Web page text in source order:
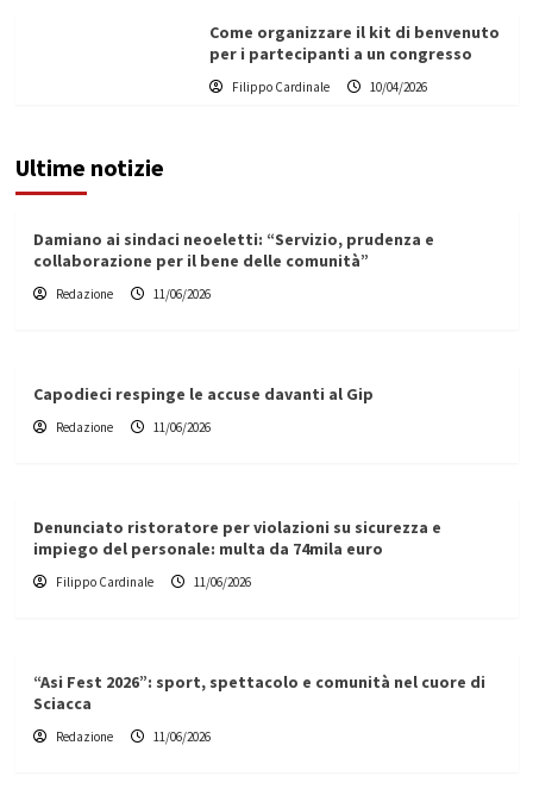
Come organizzare il kit di benvenuto
per i partecipanti a un congresso
Filippo Cardinale 10/04/2026
Ultime notizie
Damiano ai sindaci neoeletti: “Servizio, prudenza e
collaborazione per il bene delle comunità”
Redazione 11/06/2026
Capodieci respinge le accuse davanti al Gip
Redazione 11/06/2026
Denunciato ristoratore per violazioni su sicurezza e
impiego del personale: multa da 74mila euro
Filippo Cardinale 11/06/2026
“Asi Fest 2026”: sport, spettacolo e comunità nel cuore di
Sciacca
Redazione 11/06/2026